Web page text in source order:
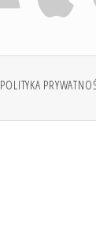
POLITYKA